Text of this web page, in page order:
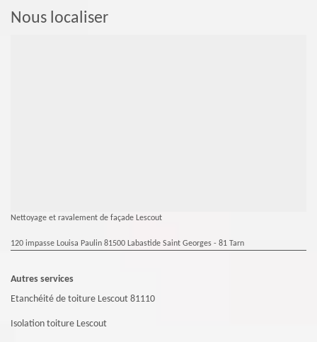
Nous localiser
Nettoyage et ravalement de façade Lescout
120 impasse Louisa Paulin 81500 Labastide Saint Georges - 81 Tarn
Autres services
Etanchéité de toiture Lescout 81110
Isolation toiture Lescout